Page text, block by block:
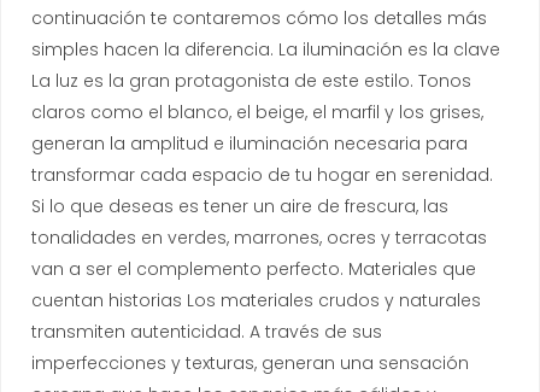
continuación te contaremos cómo los detalles más
simples hacen la diferencia. La iluminación es la clave
La luz es la gran protagonista de este estilo. Tonos
claros como el blanco, el beige, el marfil y los grises,
generan la amplitud e iluminación necesaria para
transformar cada espacio de tu hogar en serenidad.
Si lo que deseas es tener un aire de frescura, las
tonalidades en verdes, marrones, ocres y terracotas
van a ser el complemento perfecto. Materiales que
cuentan historias Los materiales crudos y naturales
transmiten autenticidad. A través de sus
imperfecciones y texturas, generan una sensación